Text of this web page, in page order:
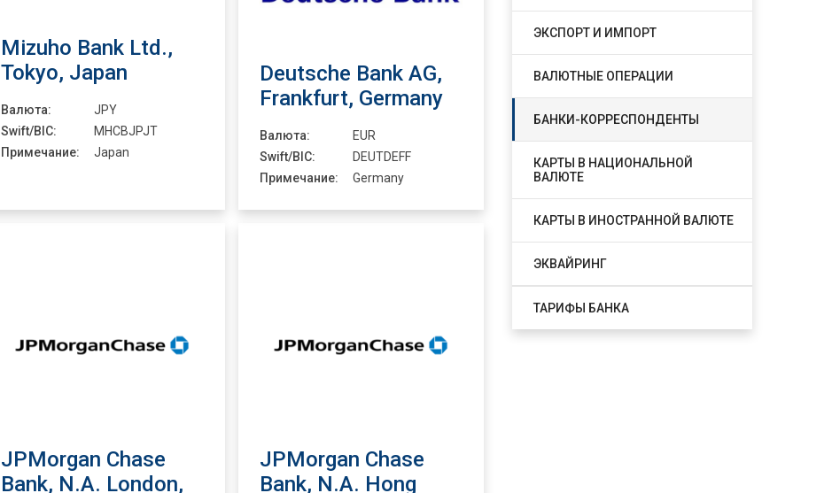
Mizuho Bank Ltd.,
Tokyo, Japan
Валюта:
JPY
Swift/BIC:
MHCBJPJT
Примечание:
Japan
Deutsche Bank AG,
Frankfurt, Germany
Валюта:
EUR
Swift/BIC:
DEUTDEFF
Примечание:
Germany
JPMorgan Chase
Bank, N.A. London,
JPMorgan Chase
Bank, N.A. Hong
ЭКСПОРТ И ИМПОРТ
ВАЛЮТНЫЕ ОПЕРАЦИИ
БАНКИ-КОРРЕСПОНДЕНТЫ
КАРТЫ В НАЦИОНАЛЬНОЙ
ВАЛЮТЕ
КАРТЫ В ИНОСТРАННОЙ ВАЛЮТЕ
ЭКВАЙРИНГ
ТАРИФЫ БАНКА